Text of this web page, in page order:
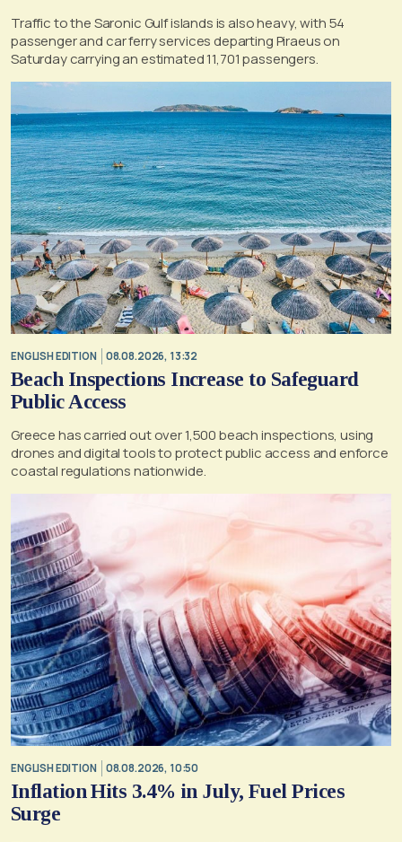
Traffic to the Saronic Gulf islands is also heavy, with 54
passenger and car ferry services departing Piraeus on
Saturday carrying an estimated 11,701 passengers.
ENGLISH EDITION 08.08.2026, 13:32
Beach Inspections Increase to Safeguard
Public Access
Greece has carried out over 1,500 beach inspections, using
drones and digital tools to protect public access and enforce
coastal regulations nationwide.
ENGLISH EDITION 08.08.2026, 10:50
Inflation Hits 3.4% in July, Fuel Prices
Surge